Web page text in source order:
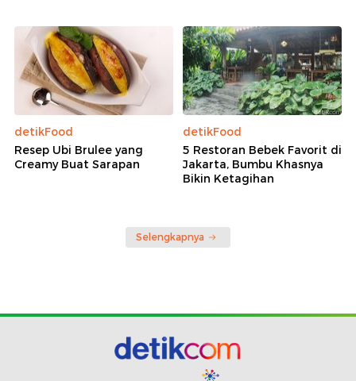
detikFood
Resep Ubi Brulee yang
Creamy Buat Sarapan
detikFood
5 Restoran Bebek Favorit di
Jakarta, Bumbu Khasnya
Bikin Ketagihan
Selengkapnya